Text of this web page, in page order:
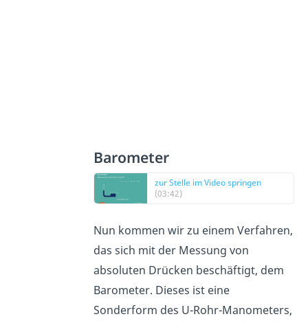
Barometer
zur Stelle im Video springen
(03:42)
Nun kommen wir zu einem Verfahren,
das sich mit der Messung von
absoluten Drücken beschäftigt, dem
Barometer. Dieses ist eine
Sonderform des U-Rohr-Manometers,